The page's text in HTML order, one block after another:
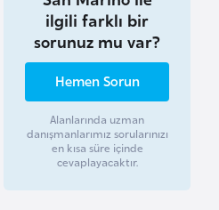
ilgili farklı bir
sorunuz mu var?
Hemen Sorun
Alanlarında uzman
danışmanlarımız sorularınızı
en kısa süre içinde
cevaplayacaktır.